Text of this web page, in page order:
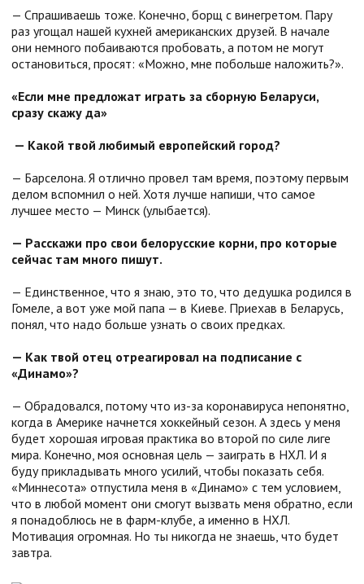
— Спрашиваешь тоже. Конечно, борщ с винегретом. Пару
раз угощал нашей кухней американских друзей. В начале
они немного побаиваются пробовать, а потом не могут
остановиться, просят: «Можно, мне побольше наложить?».
«Если мне предложат играть за сборную Беларуси,
сразу скажу да»
— Какой твой любимый европейский город?
— Барселона. Я отлично провел там время, поэтому первым
делом вспомнил о ней. Хотя лучше напиши, что самое
лучшее место — Минск (улыбается).
— Расскажи про свои белорусские корни, про которые
сейчас там много пишут.
— Единственное, что я знаю, это то, что дедушка родился в
Гомеле, а вот уже мой папа — в Киеве. Приехав в Беларусь,
понял, что надо больше узнать о своих предках.
— Как твой отец отреагировал на подписание с
«Динамо»?
— Обрадовался, потому что из-за коронавируса непонятно,
когда в Америке начнется хоккейный сезон. А здесь у меня
будет хорошая игровая практика во второй по силе лиге
мира. Конечно, моя основная цель — заиграть в НХЛ. И я
буду прикладывать много усилий, чтобы показать себя.
«Миннесота» отпустила меня в «Динамо» с тем условием,
что в любой момент они смогут вызвать меня обратно, если
я понадоблюсь не в фарм-клубе, а именно в НХЛ.
Мотивация огромная. Но ты никогда не знаешь, что будет
завтра.